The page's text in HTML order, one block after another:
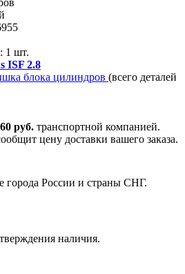
1 шт.
ISF 2.8
блока цилиндров (всего деталей
руб. транспортной компанией.
цену доставки вашего заказа.
города России и страны СНГ.
наличия.